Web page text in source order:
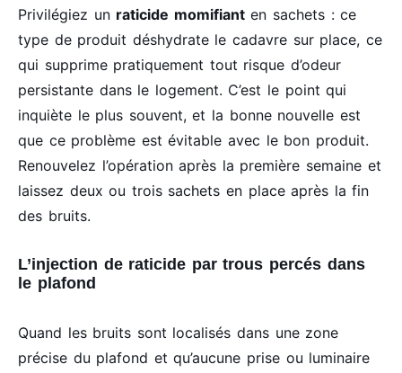
Privilégiez un raticide momifianten sachets : ce
type de produit déshydrate le cadavre sur place, ce
qui supprime pratiquement tout risque d’odeur
persistante dans le logement. C’est le point qui
inquiète le plus souvent, et la bonne nouvelle est
que ce problème est évitable avec le bon produit.
Renouvelez l’opération après la première semaine et
laissez deux ou trois sachets en place après la fin
des bruits.
L’injection de raticide par trous percés dans
le plafond
Quand les bruits sont localisés dans une zone
précise du plafond et qu’aucune prise ou luminaire